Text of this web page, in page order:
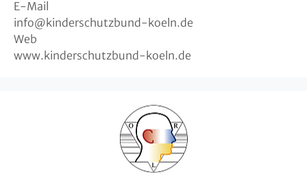
E-Mail
info@ kinderschutzbund-koeln.de
Web
www.kinderschutzbund-koeln.de